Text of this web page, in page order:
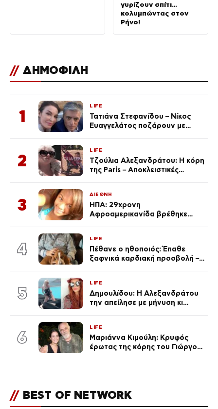
γυρίζουν σπίτι…
κολυμπώντας στον
Ρήνο!
// ΔΗΜΟΦΙΛΗ
1
LIFE
Τατιάνα Στεφανίδου – Νίκος
Ευαγγελάτος ποζάρουν με
2
LIFE
Τζούλια Αλεξανδράτου: Η κόρη
της Paris – Αποκλειστικές
3
ΔΙΕΘΝΗ
ΗΠΑ: 29χρονη
Αφροαμερικανίδα βρέθηκε
4
LIFE
Πέθανε ο ηθοποιός: Έπαθε
ξαφνικά καρδιακή προσβολή – Η
5
LIFE
Δημουλίδου: Η Αλεξανδράτου
την απείλησε με μήνυση κι
ποια είσαι σοκαρίστικα»
6
LIFE
Μαριάννα Κιμούλη: Κρυφός
έρωτας της κόρης του Γιώργου,
// BEST OF NETWORK